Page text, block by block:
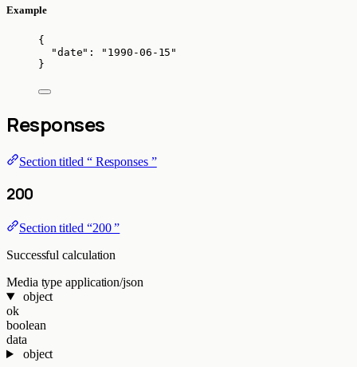
Example
{
"date" : " 1990-06-15 "
}
Responses
Section titled “ Responses ”
200
Section titled “200 ”
Successful calculation
Media type application/json
object
ok
boolean
data
object